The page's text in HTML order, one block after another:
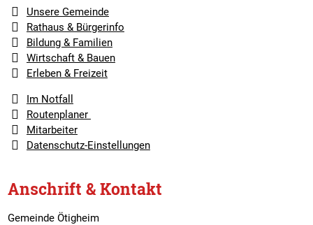
Unsere Gemeinde
Rathaus & Bürgerinfo
Bildung & Familien
Wirtschaft & Bauen
Erleben & Freizeit
Im Notfall
Routenplaner
Mitarbeiter
Datenschutz-Einstellungen
Anschrift & Kontakt
Gemeinde Ötigheim